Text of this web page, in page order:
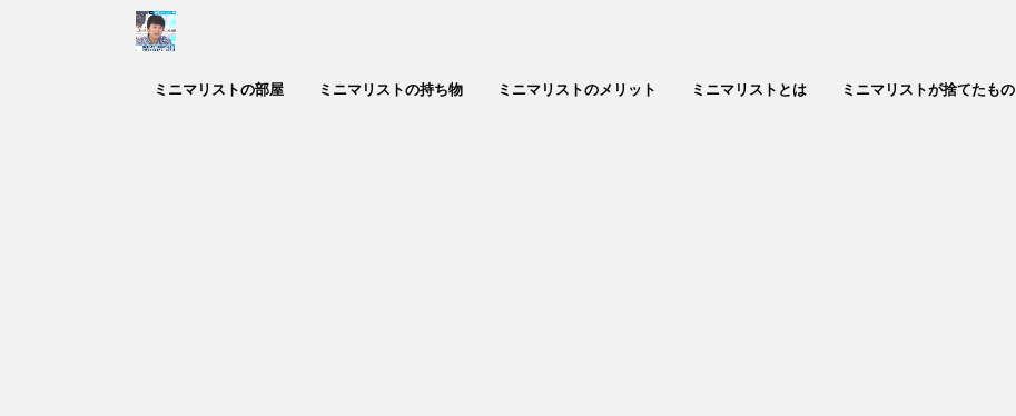
ミニマリストの部屋 ミニマリストの持ち物 ミニマリストのメリット ミニマリストとは ミニマリストが捨てたもの